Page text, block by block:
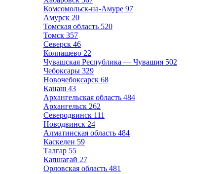
Комсомольск-на-Амуре 97
Амурск 20
Томская область 520
Томск 357
Северск 46
Колпашево 22
Чувашская Республика — Чувашия 502
Чебоксары 329
Новочебоксарск 68
Канаш 43
Архангельская область 484
Архангельск 262
Северодвинск 111
Новодвинск 24
Алматинская область 484
Каскелен 59
Талгар 55
Капшагай 27
Орловская область 481